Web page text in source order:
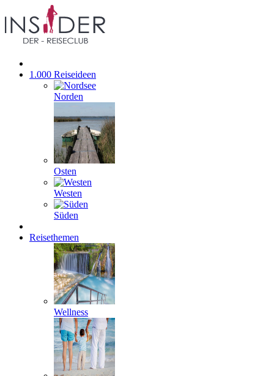
1.000 Reiseideen
Norden
Osten
Westen
Süden
Reisethemen
Wellness